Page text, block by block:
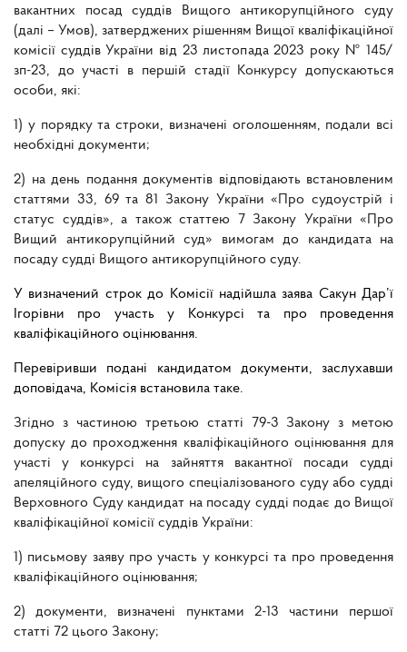
вакантних посад суддів Вищого антикорупційного суду
(далі – Умов), затверджених рішенням Вищої кваліфікаційної
комісії суддів України від 23 листопада 2023 року № 145/
зп-23, до участі в першій стадії Конкурсу допускаються
особи, які:
1) у порядку та строки, визначені оголошенням, подали всі
необхідні документи;
2) на день подання документів відповідають встановленим
статтями 33, 69 та 81 Закону України «Про судоустрій і
статус суддів», а також статтею 7 Закону України «Про
Вищий антикорупційний суд» вимогам до кандидата на
посаду судді Вищого антикорупційного суду.
У визначений строк до Комісії надійшла заява Сакун Дар’ї
Ігорівни про участь у Конкурсі та про проведення
кваліфікаційного оцінювання.
Перевіривши подані кандидатом документи, заслухавши
доповідача, Комісія встановила таке.
Згідно з частиною третьою статті 79-3
Закону з метою
допуску до проходження кваліфікаційного оцінювання для
участі у конкурсі на зайняття вакантної посади судді
апеляційного суду, вищого спеціалізованого суду або судді
Верховного Суду кандидат на посаду судді подає до Вищої
кваліфікаційної комісії суддів України:
1) письмову заяву про участь у конкурсі та про проведення
кваліфікаційного оцінювання;
2) документи, визначені пунктами 2-13 частини першої
статті 72 цього Закону;